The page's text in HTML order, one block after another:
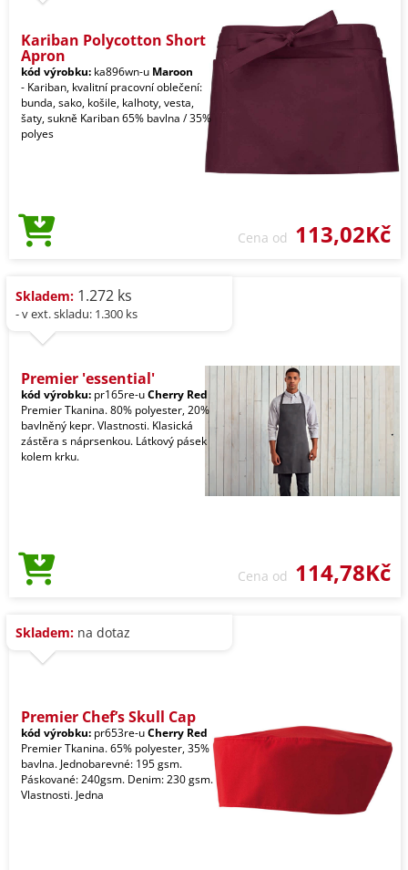
Kariban Polycotton Short
Apron
kód výrobku: ka896wn-u Maroon
- Kariban, kvalitní pracovní oblečení:
bunda, sako, košile, kalhoty, vesta,
šaty, sukně Kariban 65% bavlna / 35%
polyes
Cena od 113,02Kč
Skladem: 1.272 ks
- v ext. skladu: 1.300 ks
Premier 'essential'
kód výrobku: pr165re-uCherry Red
Premier Tkanina. 80% polyester, 20%
bavlněný kepr. Vlastnosti. Klasická
zástěra s náprsenkou. Látkový pásek
kolem krku.
Cena od 114,78Kč
Skladem: na dotaz
Premier Chef’s Skull Cap
kód výrobku: pr653re-uCherry Red
Premier Tkanina. 65% polyester, 35%
bavlna. Jednobarevné: 195 gsm.
Páskované: 240gsm. Denim: 230 gsm.
Vlastnosti. Jedna